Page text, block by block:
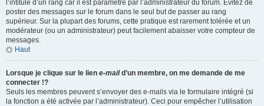
l’intitulé d’un rang car il est paramétré par l’administrateur du forum. Évitez de
poster des messages sur le forum dans le seul but de passer au rang
supérieur. Sur la plupart des forums, cette pratique est rarement tolérée et un
modérateur (ou un administrateur) peut facilement abaisser votre compteur de
messages.
Haut
Lorsque je clique sur le lien e-maild’un membre, on me demande de me
connecter !?
Seuls les membres peuvent s’envoyer des e-mails via le formulaire intégré (si
la fonction a été activée par l’administrateur). Ceci pour empêcher l’utilisation